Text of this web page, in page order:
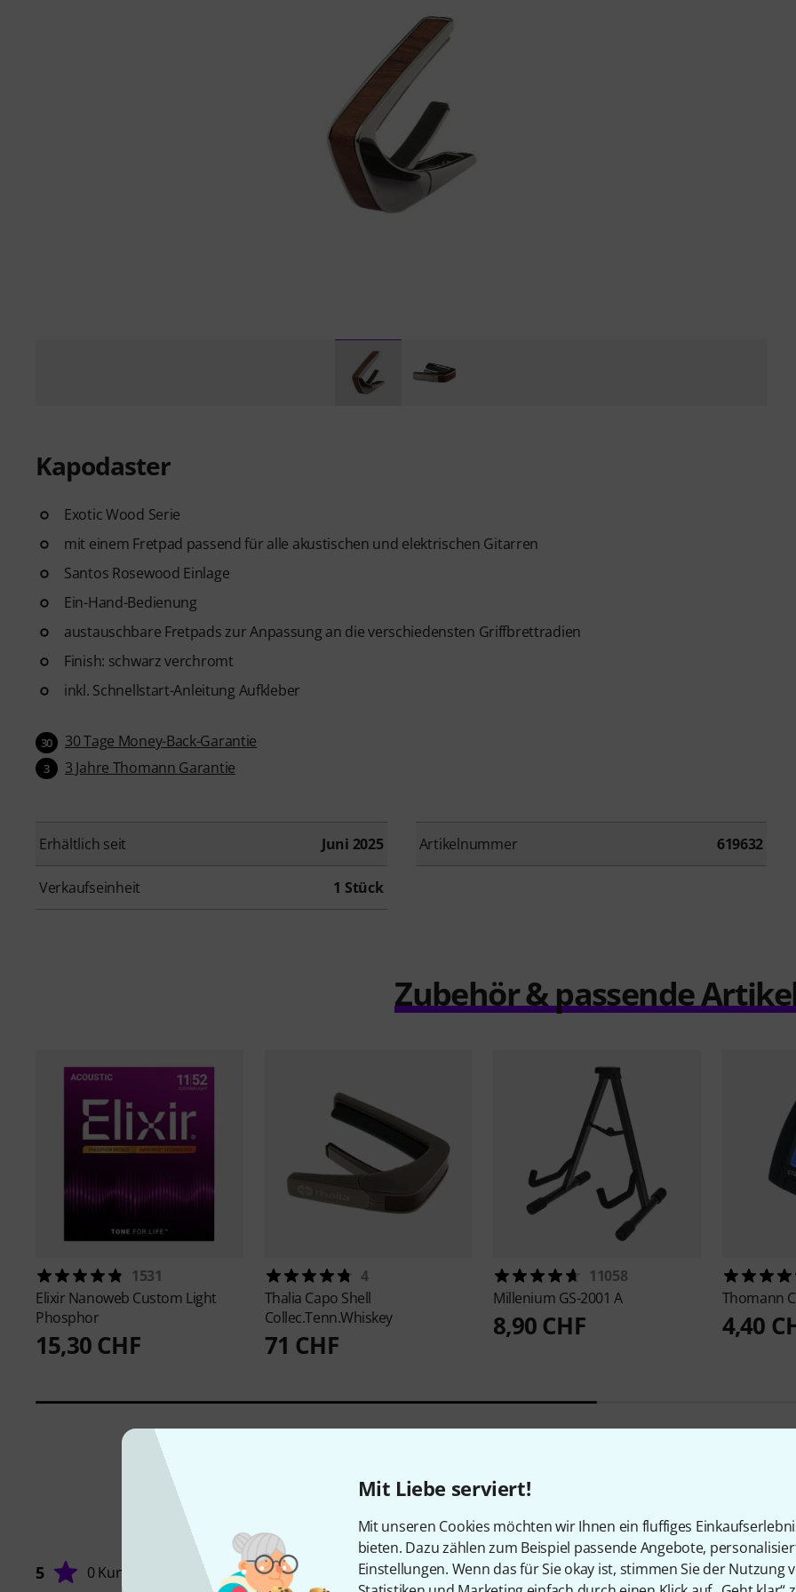
Mit Liebe serviert!
Mit unseren Cookies möchten wir Ihnen ein fluffiges
bieten. Dazu zählen zum Beispiel passende Angebote,
Einstellungen. Wenn das für Sie okay ist, stimmen Sie der Nutzung
Kapodaster
Exotic Wood Serie
mit einem Fretpad passend für alle akustischen und elektrischen Gitarren
Santos Rosewood Einlage
Ein-Hand-Bedienung
austauschbare Fretpads zur Anpassung an die verschiedensten Griffbrettradien
Finish: schwarz verchromt
inkl. Schnellstart-Anleitung Aufkleber
30 30 Tage Money-Back-Garantie
3 3 Jahre Thomann Garantie
Erhältlich seit Juni 2025 Artikelnummer 619632
Verkaufseinheit 1 Stück
Zubehör & passende
1531
Elixir Nanoweb Custom Light
Phosphor
15,30 CHF
4
Thalia Capo Shell
Collec.Tenn.Whiskey
71 CHF
11058
Millenium GS-2001 A
8,90 CHF
Thomann
4,40
1Kundenbewertungen
5 0 Kunden